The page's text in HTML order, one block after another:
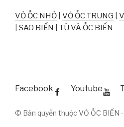
VỎ ỐC NHỎ VỎ ỐC TRUNG
SAO BIỂN TÙ VÀ ỐC BIỂN
Facebook Youtube
© Bản quyền thuộc VỎ ỐC BIỂN